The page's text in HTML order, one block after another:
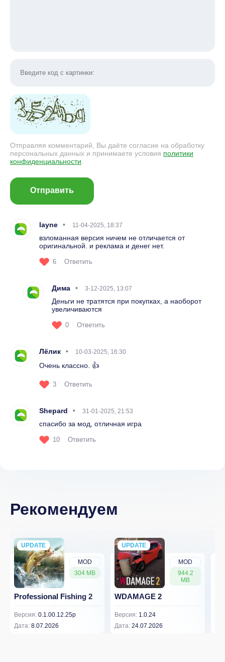
Отправляя комментарий, Вы даёте согласие на обработку
персональных данных и принимаете условия политики
конфиденциальности.
Отправить
layne 11-04-2025, 18:37
взломанная версия ничем не отличается от
оригинальной. и реклама и денег нет.
6 Ответить
Дима 3-12-2025, 13:07
Деньги не тратятся при покупках, а наоборот
увеличиваются
0 Ответить
Лёлик 10-03-2025, 16:30
Очень классно. 👍
3 Ответить
Shepard 31-01-2025, 21:53
спасибо за мод, отличная игра
10 Ответить
Рекомендуем
MOD
304 MB
UPDATE
NEW
Professional Fishing 2
Версия: 0.1.00.12.25p
Дата: 8.07.2026
MOD
944.2
MB
UPDATE
NEW
WDAMAGE 2
Версия: 1.0.24
Дата: 24.07.2026